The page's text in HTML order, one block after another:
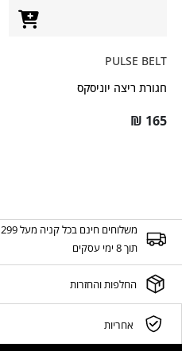
PULSE BELT
חגורת ריצה יוניסקס
₪ 165
משלוחים חינם בכל קניה מעל 299 ₪
תוך 8 ימי עסקים
החלפות והחזרות
אחריות